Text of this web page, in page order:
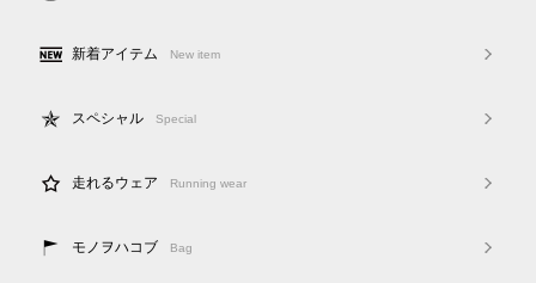
新着アイテム New item
スペシャル Special
走れるウェア Running wear
モノヲハコブ Bag